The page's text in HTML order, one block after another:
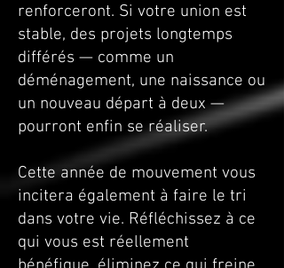
renforceront. Si votre union est
stable, des projets longtemps
différés — comme un
déménagement, une naissance ou
un nouveau départ à deux —
pourront enfin se réaliser.
Cette année de mouvement vous
incitera également à faire le tri
dans votre vie. Réfléchissez à ce
qui vous est réellement